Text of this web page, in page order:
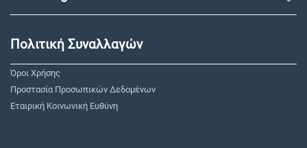
Πολιτική Συναλλαγών
Όροι Χρήσης
Προστασία Προσωπικών Δεδομένων
Εταιρική Κοινωνική Ευθύνη
"